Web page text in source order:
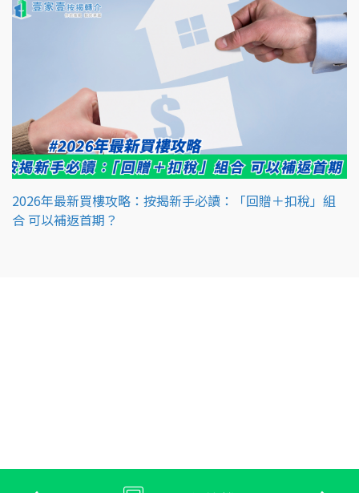
2026年最新買樓攻略：按揭新手必讀：「回贈＋扣稅」組
合 可以補返首期？